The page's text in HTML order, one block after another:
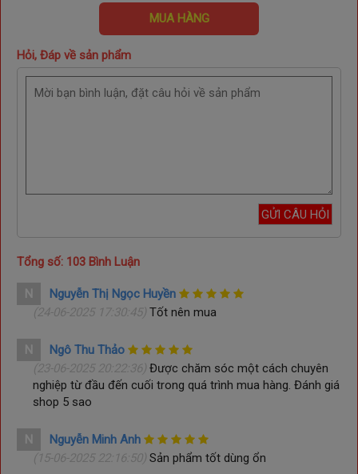
MUA HÀNG
Hỏi, Đáp về sản phẩm
Tổng số: 103 Bình Luận
N
Nguyễn Thị Ngọc Huyền
(24-06-2025 17:30:45) Tốt nên mua
N
Ngô Thu Thảo
(23-06-2025 20:22:36) Được chăm sóc một cách chuyên
nghiệp từ đầu đến cuối trong quá trình mua hàng. Đánh giá
shop 5 sao
N
Nguyễn Minh Anh
(15-06-2025 22:16:50) Sản phẩm tốt dùng ổn